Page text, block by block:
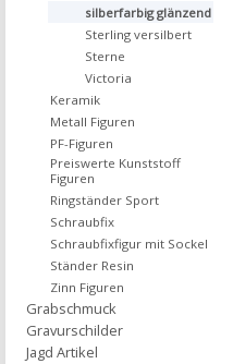
silberfarbig glänzend
Sterling versilbert
Sterne
Victoria
Keramik
Metall Figuren
PF-Figuren
Preiswerte Kunststoff
Figuren
Ringständer Sport
Schraubfix
Schraubfixfigur mit Sockel
Ständer Resin
Zinn Figuren
Grabschmuck
Gravurschilder
Jagd Artikel